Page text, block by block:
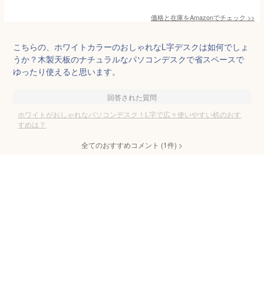
価格と在庫をAmazonでチェック >>
こちらの、ホワイトカラーのおしゃれなL字デスクは如何でしょ
うか？木製天板のナチュラルなパソコンデスクで省スペースで
ゆったり使えると思います。
回答された質問
ホワイトがおしゃれなパソコンデスク！L字で広々使いやすい机のおす
すめは？
全てのおすすめコメント (1件) >